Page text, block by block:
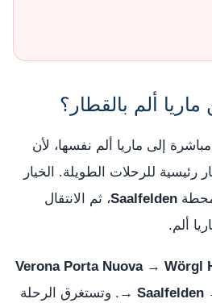
ألم بالقطار؟
إلى ماريا ألم نفسها، لأن
رئيسية للرحلات الطويلة. الخيار
Saalfelden، ثم الانتقال
ألم.
Verona Porta Nuova → Wörgl
→ Saalfelden . وتستغرق الرحلة